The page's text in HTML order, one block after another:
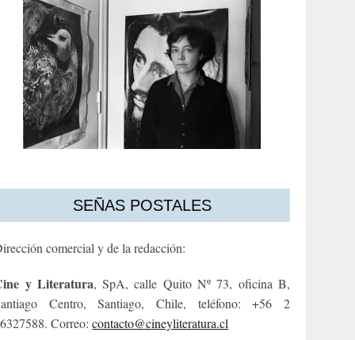
SEÑAS POSTALES
comercial y de la redacción:
y Literatura, SpA, calle Quito Nº 73, oficina B,
Centro, Santiago, Chile, teléfono: +56 2
Correo:contacto@cineyliteratura.cl